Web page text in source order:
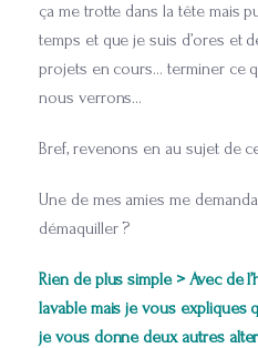
ça me trotte dans la tête mais
temps et que je suis d’ores et
projets en cours… terminer ce
nous verrons…
Bref, revenons en au sujet de
Une de mes amies me
démaquiller ?
Rien de plus simple > Avec de
lavable mais je vous expliques
je vous donne deux autres